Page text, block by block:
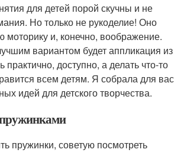
для детей порой скучны и не
Но только не рукоделие! Оно
моторику и, конечно, воображение.
вариантом будет аппликация из
практично, доступно, а делать что-то
всем детям. Я собрала для вас
идей для детского творчества.
пружинки, советую посмотреть